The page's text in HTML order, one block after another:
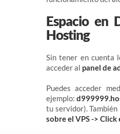
Espacio en
Hosting
Sin tener en cuenta
acceder al panel de
Puedes acceder
ejemplo:
tu servidor). También
sobre el VPS ->